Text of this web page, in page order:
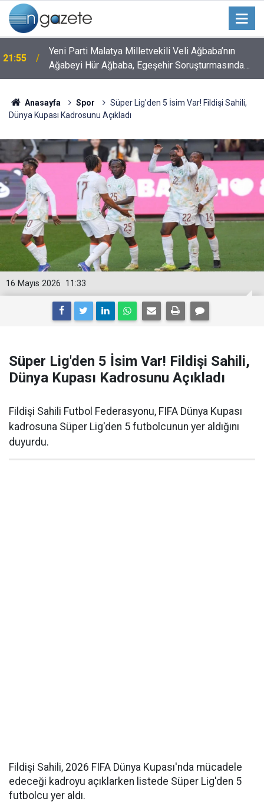
21:55
Yeni Parti Malatya Milletvekili Veli Ağbaba’nın
Ağabeyi Hür Ağbaba, Egeşehir Soruşturmasında
Tutuklandı
Anasayfa Spor
Süper Lig'den 5 İsim Var! Fildişi Sahili,
Dünya Kupası Kadrosunu Açıkladı
11:33
16 Mayıs 2026
Süper Lig'den 5 İsim Var! Fildişi Sahili,
Dünya Kupası Kadrosunu Açıkladı
Fildişi Sahili Futbol Federasyonu, FIFA Dünya Kupası
kadrosuna Süper Lig'den 5 futbolcunun yer aldığını
duyurdu.
Fildişi Sahili, 2026 FIFA Dünya Kupası'nda mücadele
edeceği kadroyu açıklarken listede Süper Lig'den 5
futbolcu yer aldı.